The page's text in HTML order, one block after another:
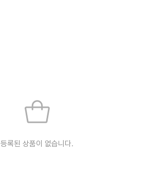
등록된 상품이 없습니다.